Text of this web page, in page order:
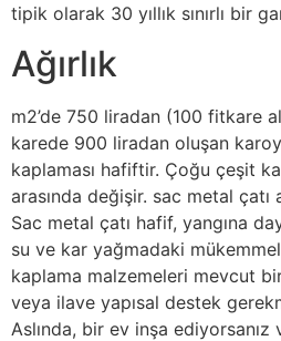
tipik olarak 30 yıllık sınırlı bir
Ağırlık
m2’de 750 liradan (100 fitkare
karede 900 liradan oluşan
kaplaması hafiftir. Çoğu çeşit
arasında değişir. sac metal çatı
Sac metal çatı hafif, yangına
su ve kar yağmadaki
kaplama malzemeleri mevcut
veya ilave yapısal destek
Aslında, bir ev inşa ediyorsanız